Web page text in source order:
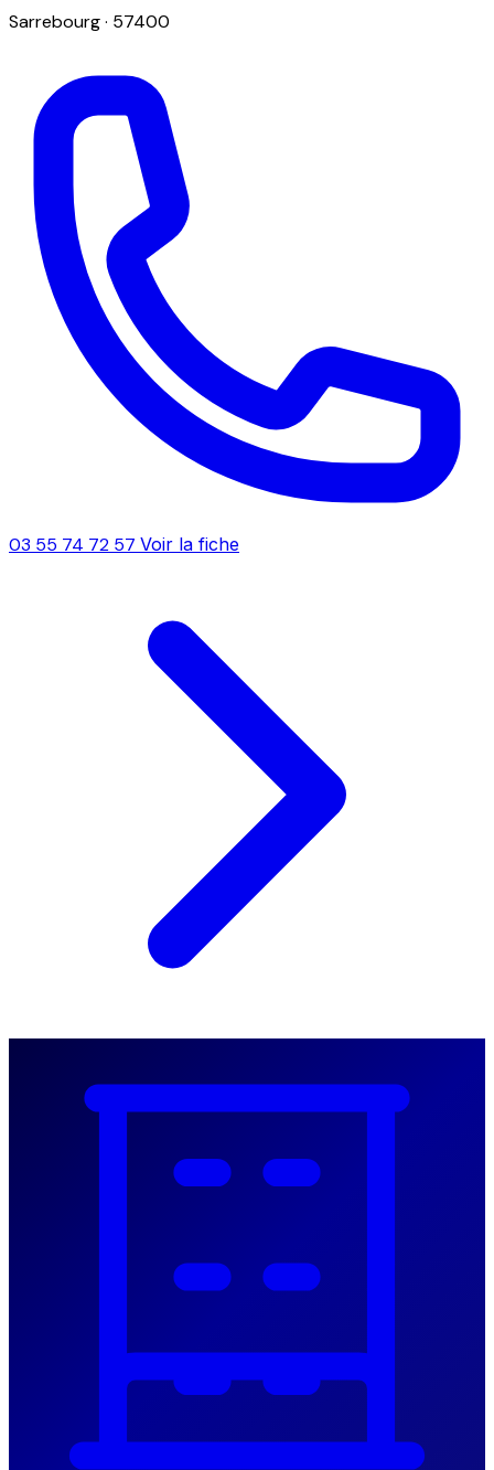
Sarrebourg· 57400
03 55 74 72 57 Voir la fiche